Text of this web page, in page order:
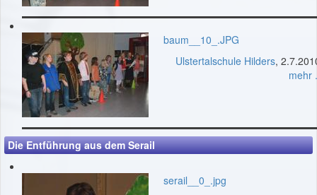
baum__10_.JPG
Ulstertalschule Hilders,
mehr
Die Entführung aus dem Serail
serail__0_.jpg